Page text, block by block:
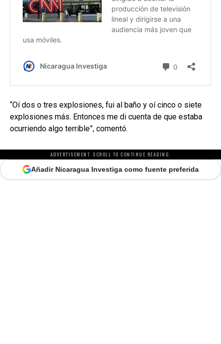
“Oí dos o tres explosiones, fui al baño y oí cinco o siete
explosiones más. Entonces me di cuenta de que estaba
ocurriendo algo terrible”, comentó.
ADVERTISEMENT. SCROLL TO CONTINUE READING.
Añadir Nicaragua Investiga como fuente preferida